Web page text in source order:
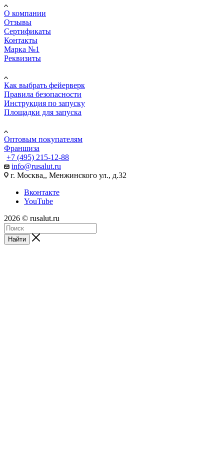
О компании
Отзывы
Сертификаты
Контакты
Марка №1
Реквизиты
Как выбрать фейерверк
Правила безопасности
Инструкция по запуску
Площадки для запуска
Оптовым покупателям
Франшиза
+7 (495) 215-12-88
info@rusalut.ru
г. Москва,, Менжинского ул., д.32
Вконтакте
YouTube
2026 © rusalut.ru
Найти